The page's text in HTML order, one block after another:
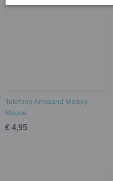
Telefoon Armband Mickey
Mouse
€ 4,95